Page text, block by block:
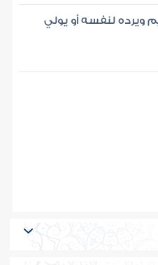
ويرده لنفسه أو يولي